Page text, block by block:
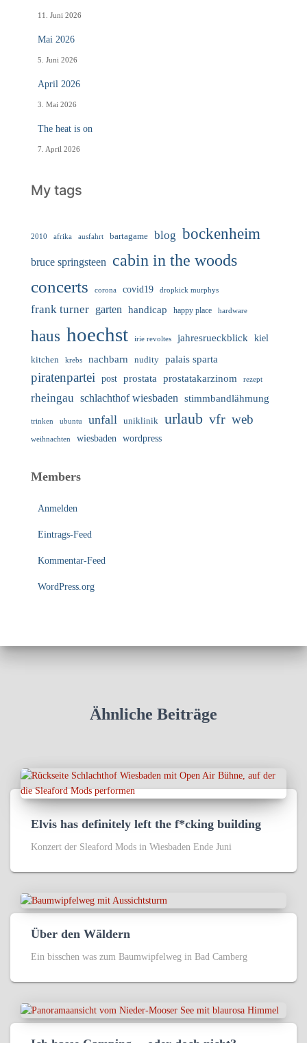
11. Juni 2026
Mai 2026
5. Juni 2026
April 2026
3. Mai 2026
The heat is on
7. April 2026
My tags
2010 afrika ausfahrt bartagame blog bockenheim
bruce springsteen
cabin in the woods
concerts
corona covid19 dropkick murphys
frank turner garten handicap happy place hardware
haus hoechst irie revoltes jahresrueckblick kiel
kitchen krebs nachbarn nudity palais sparta
piratenpartei post prostata prostatakarzinom rezept
rheingau schlachthof wiesbaden stimmbandlähmung
trinken ubuntu unfall uniklinik urlaub vfr web
weihnachten wiesbaden wordpress
Members
Anmelden
Eintrags-Feed
Kommentar-Feed
WordPress.org
Ähnliche Beiträge
Elvis has definitely left the f*cking building
Konzert der Sleaford Mods in Wiesbaden Ende Juni
Über den Wäldern
Ein bisschen was zum Baumwipfelweg in Bad Camberg